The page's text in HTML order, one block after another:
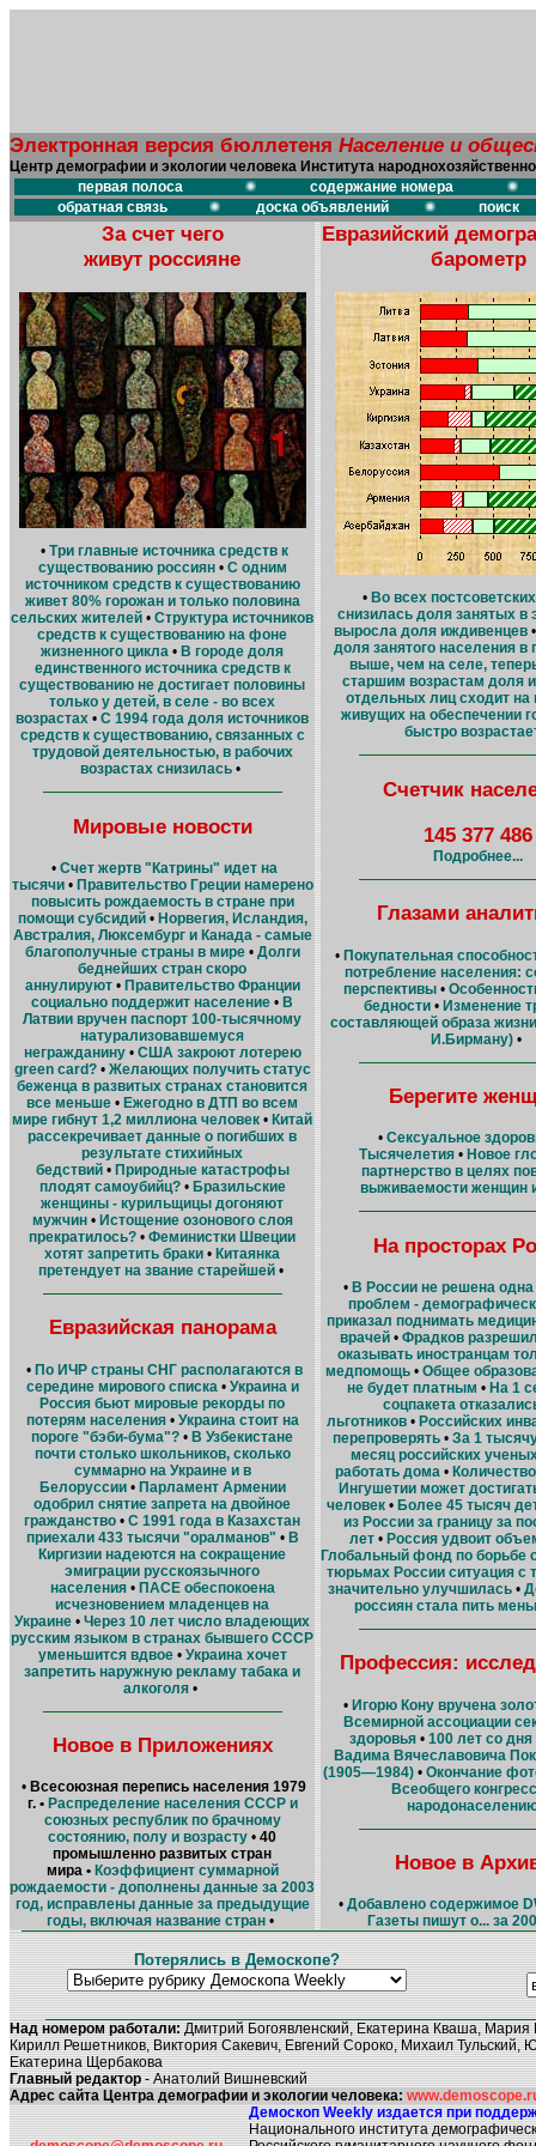
Электронная версия бюллетеня Население и
Центр демографии и экологии человека Института
первая полоса
содержание номера
обратная связь
доска объявлений поиск
За счет чего
живут россияне
• Три главные источника средств к
существованию россиян• С одним
источником средств к существованию
живет 80% горожан и только половина
сельских жителей • Структура источников
средств к существованию на фоне
жизненного цикла • В городе доля
единственного источника средств к
существованию не достигает половины
только у детей, в селе - во всех
возрастах • С 1994 года доля источников
средств к существованию, связанных с
трудовой деятельностью, в рабочих
возрастах снизилась •
Мировые новости
• Счет жертв "Катрины" идет на
тысячи• Правительство Греции намерено
повысить рождаемость в стране при
помощи субсидий• Норвегия, Исландия,
Австралия, Люксембург и Канада - самые
благополучные страны в мире•Долги
беднейших стран скоро
аннулируют• Правительство Франции
социально поддержит население • В
Латвии вручен паспорт 100-тысячному
натурализовавшемуся
негражданину• США закроют лотерею
green card?•Желающих получить статус
беженца в развитых странах становится
все меньше • Ежегодно в ДТП во всем
мире гибнут 1,2 миллиона человек • Китай
рассекречивает данные о погибших в
результате стихийных
бедствий• Природные катастрофы
плодят самоубийц?•Бразильские
женщины - курильщицы догоняют
мужчин• Истощение озонового слоя
прекратилось? • Феминистки Швеции
хотят запретить браки • Китаянка
претендует на звание старейшей•
Евразийская панорама
• По ИЧР страны СНГ располагаются в
середине мирового списка • Украина и
Россия бьют мировые рекорды по
потерям населения• Украина стоит на
пороге "бэби-бума"? • В Узбекистане
почти столько школьников, сколько
суммарно на Украине и в
Белоруссии• Парламент Армении
одобрил снятие запрета на двойное
гражданство • С 1991 года в Казахстан
приехали 433 тысячи "оралманов" •В
Киргизии надеются на сокращение
эмиграции русскоязычного
населения• ПАСЕ обеспокоена
исчезновением младенцев на
Украине • Через 10 лет число владеющих
русским языком в странах бывшего СССР
уменьшится вдвое• Украина хочет
запретить наружную рекламу табака и
алкоголя •
Новое в Приложениях
• Всесоюзная перепись населения 1979
г. • Распределение населения CCCР и
союзных республик по брачному
состоянию, полу и возрасту • 40
промышленно развитых стран
мира • Коэффициент суммарной
рождаемости - дополнены данные за 2003
год, исправлены данные за предыдущие
годы, включая название стран •
Евразийский
барометр
• Во всех
снизилась доля занятых в
выросла доля иждивенцев
доля занятого населения в
выше, чем на селе,
старшим возрастам доля
отдельных лиц сходит на
живущих на обеспечении
быстро
Счетчик
145 377 486
Подробнее...
Глазами
• Покупательная
потребление населения:
перспективы •
бедности • Изменение
составляющей образа жизни
И.Бирману) •
Берегите
• Сексуальное
Тысячелетия• Новое
партнерство в целях
выживаемости женщин
На просторах
• В России не решена
проблем -
приказал поднимать
врачей• Фрадков
оказывать иностранцам
медпомощь• Общее
не будет платным • На 1
соцпакета
льготников • Российских
перепроверять• За 1
месяц российских
работать дома •
Ингушетии может
человек • Более 45 тысяч
из России за границу за
лет • Россия удвоит
Глобальный фонд по
тюрьмах России ситуация с
значительно улучшилась •
россиян стала пить
Профессия:
• Игорю Кону вручена
Всемирной ассоциации
здоровья • 100 лет со
Вадима Вячеславовича
(1905—1984) • Окончание
Всеобщего
Новое в
• Добавлено содержимое
Газеты пишут о... за
Потерялись в Демоскопе?
Над номером работали:Дмитрий Богоявленский, Екатерина Кваша,
Кирилл Решетников, Виктория Сакевич, Евгений Сороко, Михаил Тульский,
Екатерина Щербакова
Главный редактор- Анатолий Вишневский
Адрес сайта Центра демографии и экологии человека:
Демоскоп Weekly издается при
Национального института